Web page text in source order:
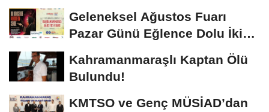
Geleneksel Ağustos Fuarı
Pazar Günü Eğlence Dolu İki
Kahramanmaraşlı Kaptan Ölü
Bulundu!
KMTSO ve Genç MÜSİAD’dan